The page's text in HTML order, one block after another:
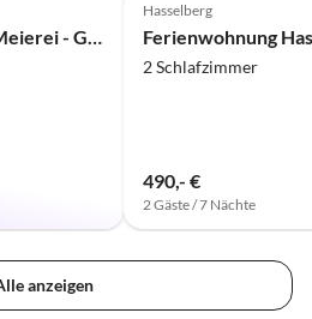
Ferienwohnung Alte Meierei - Gut Priesholz
Hasselberg
2 Schlafzimmer
490,- €
2 Gäste / 7 Nächte
anzeigen